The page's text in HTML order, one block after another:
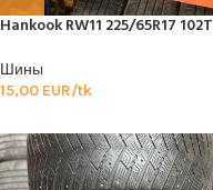
Hankook RW11 225/65R17 102T
Шины
15,00 EUR/tk